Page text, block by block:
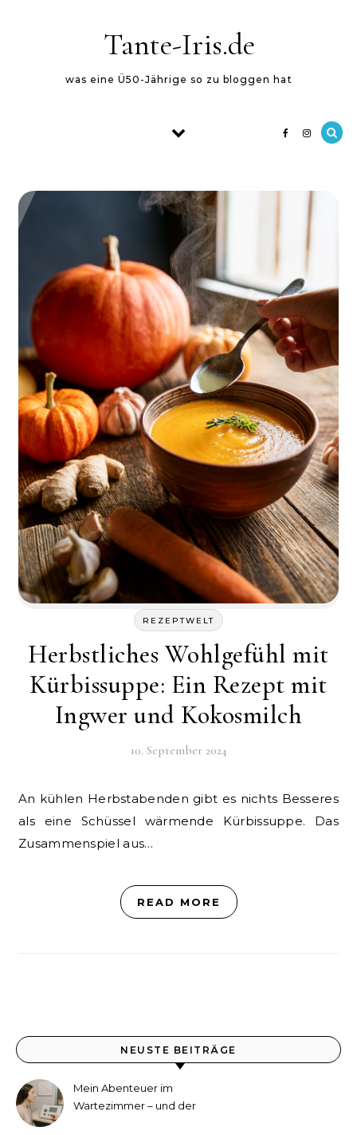
Tante-Iris.de
was eine Ü50-Jährige so zu bloggen hat
REZEPTWELT
Herbstliches Wohlgefühl mit
Kürbissuppe: Ein Rezept mit
Ingwer und Kokosmilch
10. September 2024
An kühlen Herbstabenden gibt es nichts Besseres
als eine Schüssel wärmende Kürbissuppe. Das
Zusammenspiel aus…
READ MORE
NEUSTE BEITRÄGE
Mein Abenteuer im
Wartezimmer – und der